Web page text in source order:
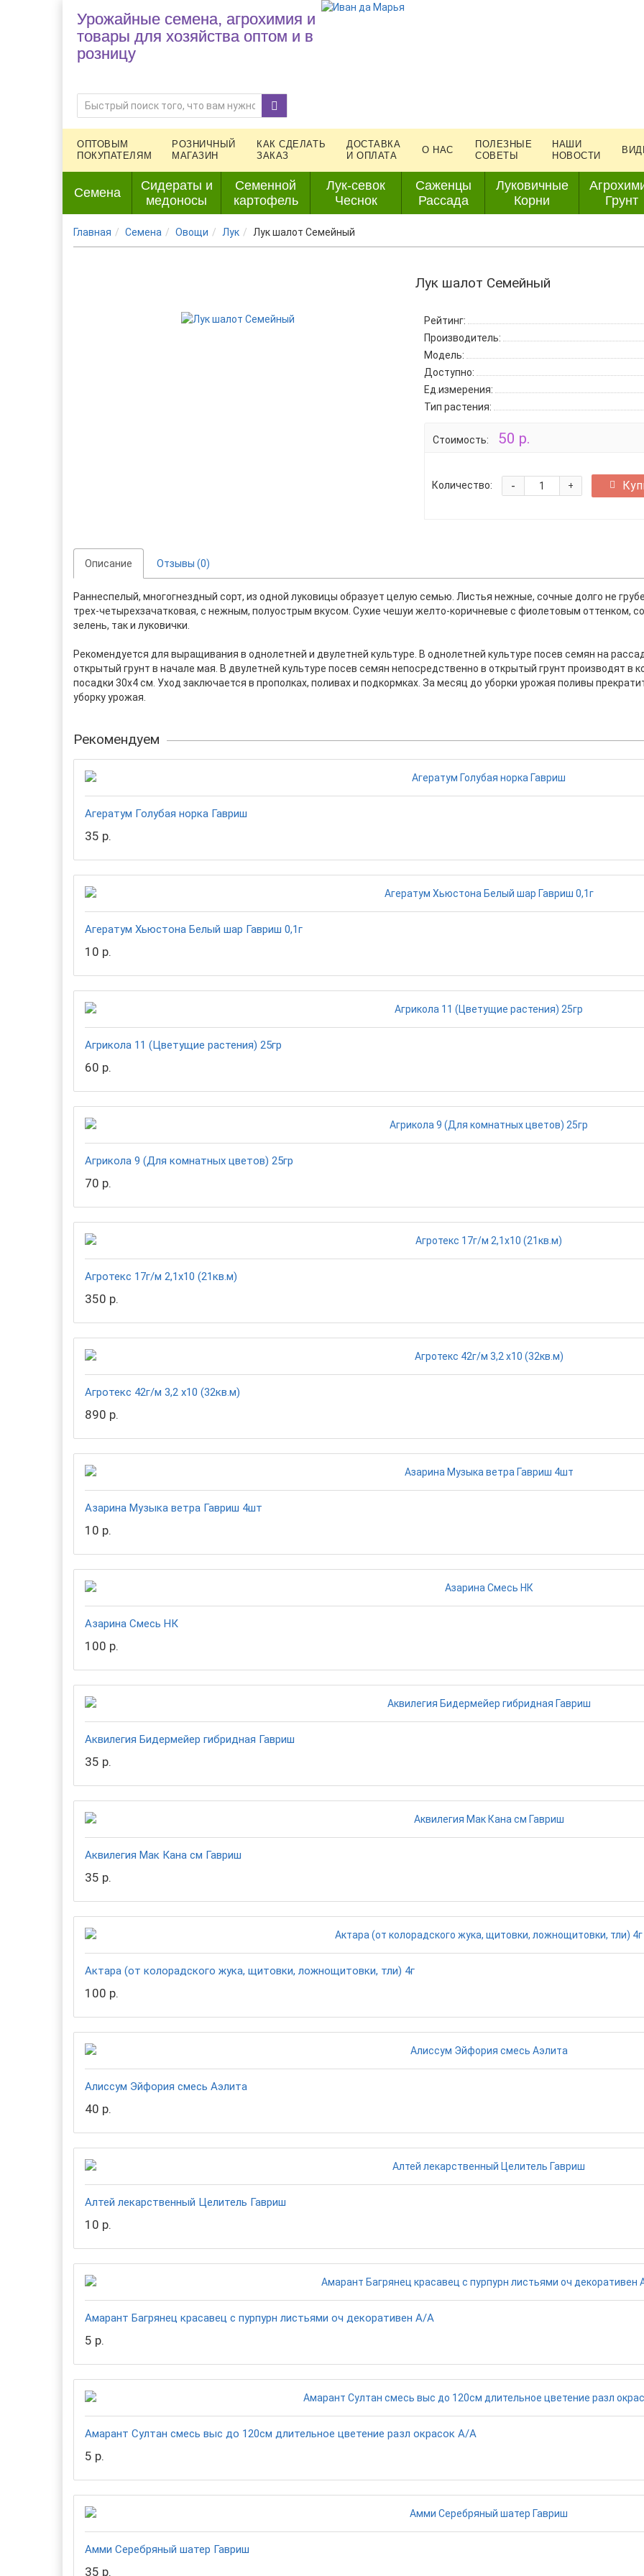
Урожайные семена, агрохимия и
товары для хозяйства оптом и в
розницу
ОПТОВЫМ
ПОКУПАТЕЛЯМ
РОЗНИЧНЫЙ
МАГАЗИН
КАК СДЕЛАТЬ
ЗАКАЗ
ДОСТАВКА
И ОПЛАТА
О НАС
ПОЛЕЗНЫЕ
СОВЕТЫ
НАШИ
НОВОСТИ
Семена
Сидераты и
медоносы
Семенной
картофель
Лук-севок
Чеснок
Саженцы
Рассада
Луковичные
Корни
Грунт
Главная Семена Овощи Лук Лук шалот Семейный
Лук шалот Семейный
Рейтинг:
Производитель:
Модель:
Доступно:
Ед.измерения:
Тип растения:
Стоимость: 50 р.
Количество: +
-
Описание Отзывы (0)
Раннеспелый, многогнездный сорт, из одной луковицы образует целую семью. Листья нежные, сочные долго не
трех-четырехзачатковая, с нежным, полуострым вкусом. Сухие чешуи желто-коричневые с фиолетовым оттенком,
зелень, так и луковички.
Рекомендуется для выращивания в однолетней и двулетней культуре. В однолетней культуре посев семян на
открытый грунт в начале мая. В двулетней культуре посев семян непосредственно в открытый грунт производят в
посадки 30х4 см. Уход заключается в прополках, поливах и подкормках. За месяц до уборки урожая поливы
уборку урожая.
Рекомендуем
Агератум Голубая норка Гавриш
35 р.
Агератум Хьюстона Белый шар Гавриш 0,1г
10 р.
Агрикола 11 (Цветущие растения) 25гр
60 р.
Агрикола 9 (Для комнатных цветов) 25гр
70 р.
Агротекс 17г/м 2,1х10 (21кв.м)
350 р.
Агротекс 42г/м 3,2 х10 (32кв.м)
890 р.
Азарина Музыка ветра Гавриш 4шт
10 р.
Азарина Смесь НК
100 р.
Аквилегия Бидермейер гибридная Гавриш
35 р.
Аквилегия Мак Кана см Гавриш
35 р.
Актара (от колорадского жука, щитовки, ложнощитовки, тли) 4г
100 р.
Алиссум Эйфория смесь Аэлита
40 р.
Алтей лекарственный Целитель Гавриш
10 р.
Амарант Багрянец красавец с пурпурн листьями оч декоративен А/А
5 р.
Амарант Султан смесь выс до 120см длительное цветение разл окрасок А/А
5 р.
Амми Серебряный шатер Гавриш
35 р.